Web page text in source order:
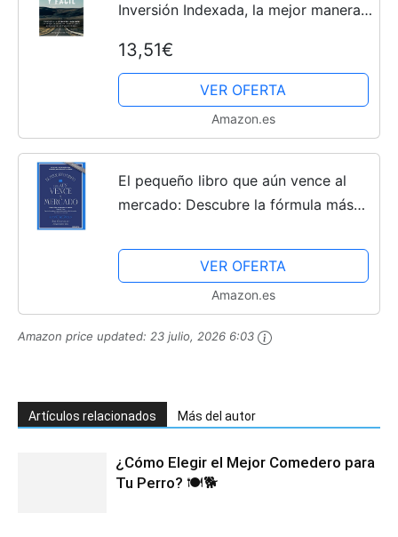
Inversión Indexada, la mejor manera
mejor
13,51€
VER OFERTA
Amazon.es
El pequeño libro que aún vence al
mercado: Descubre la fórmula más
VER OFERTA
Amazon.es
Amazon price updated: 23 julio, 2026 6:03
Artículos relacionados Más del autor
¿Cómo Elegir el Mejor Comedero para
Tu Perro? 🍽️🐕